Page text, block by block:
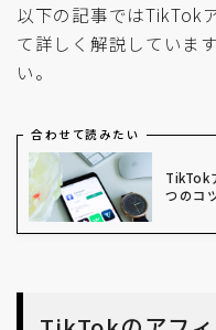
以下の記事ではTikTok
て詳しく解説していま
い。
合わせて読みたい
TikTok
つのコ